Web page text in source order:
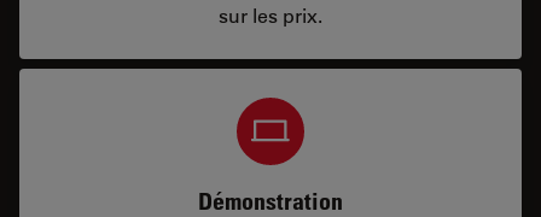
sur les prix.
Démonstration